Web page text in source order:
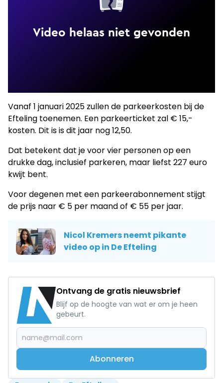
Vanaf 1 januari 2025 zullen de parkeerkosten bij de
Efteling toenemen. Een parkeerticket zal € 15,-
kosten. Dit is is dit jaar nog 12,50.
Dat betekent dat je voor vier personen op een
drukke dag, inclusief parkeren, maar liefst 227 euro
kwijt bent.
Voor degenen met een parkeerabonnement stijgt
de prijs naar € 5 per maand of € 55 per jaar.
Nicol Kremers neemt pikante
video op in De Efteling
Ontvang de gratis nieuwsbrief
Blijf op de hoogte van wat er om je heen
gebeurt.
Abonneren